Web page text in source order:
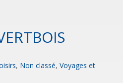
, Non classé, Voyages et